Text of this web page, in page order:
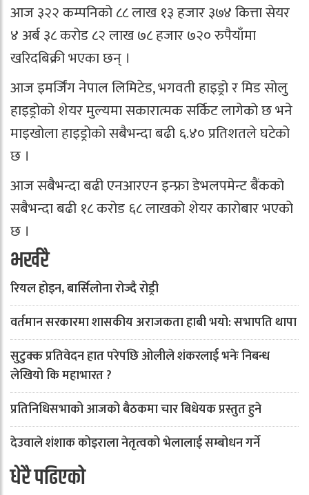
आज ३२२ कम्पनिको ८८ लाख १३ हजार ३७४ कित्ता सेयर
४ अर्ब ३८ करोड ८२ लाख ७८ हजार ७२० रुपैयाँमा
खरिदबिक्री भएका छन् ।
आज इमर्जिंग नेपाल लिमिटेड, भगवती हाइड्रो र मिड सोलु
हाइड्रोको शेयर मुल्यमा सकारात्मक सर्किट लागेको छ भने
माइखोला हाइड्रोको सबैभन्दा बढी ६.४० प्रतिशतले घटेको
छ ।
आज सबैभन्दा बढी एनआरएन इन्फ्रा डेभलपमेन्ट बैंकको
सबैभन्दा बढी १८ करोड ६८ लाखको शेयर कारोबार भएको
छ ।
भर्खरै
रियल होइन, बार्सिलोना रोज्दै रोड्री
वर्तमान सरकारमा शासकीय अराजकता हाबी भयो: सभापति थापा
सुटुक्क प्रतिवेदन हात परेपछि ओलीले शंकरलाई भनेः निबन्ध
लेखियो कि महाभारत ?
प्रतिनिधिसभाको आजको बैठकमा चार बिधेयक प्रस्तुत हुने
देउवाले शंशाक कोइराला नेतृत्वको भेलालाई सम्बोधन गर्ने
धेरै पढिएको